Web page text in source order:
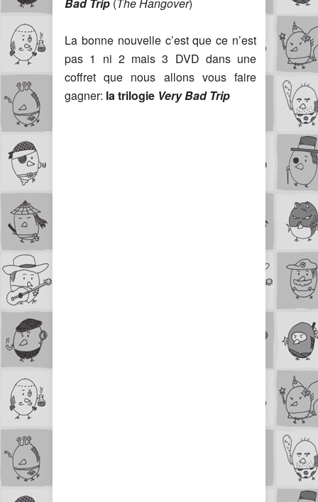
La bonne nouvelle c’est que ce n’est
pas 1 ni 2 mais 3 DVD dans une
coffret que nous allons vous faire
gagner: la trilogie Very Bad Trip